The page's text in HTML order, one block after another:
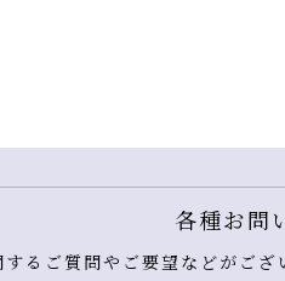
各種お問
るご質問やご要望などがご